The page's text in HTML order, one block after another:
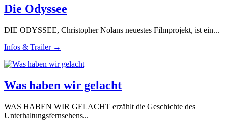
Die Odyssee
DIE ODYSSEE, Christopher Nolans neuestes Filmprojekt, ist ein...
Infos & Trailer →
Was haben wir gelacht
WAS HABEN WIR GELACHT erzählt die Geschichte des
Unterhaltungsfernsehens...